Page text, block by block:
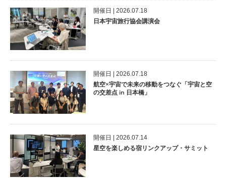
開催⽇ | 2026.07.18
日本宇宙旅行協会講演会
開催⽇ | 2026.07.18
航空×宇宙で未来の移動をつなぐ「宇宙と空
の交差点 in 日本橋」
開催⽇ | 2026.07.14
星空を楽しめる宿リンクアップ・サミット